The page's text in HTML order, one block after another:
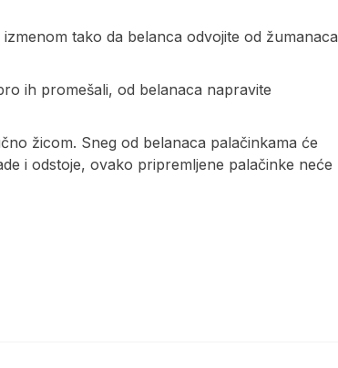
tako da belanca odvojite od žumanaca
ih promešali, od belanaca napravite
žicom. Sneg od belanaca palačinkama će
i odstoje, ovako pripremljene palačinke neće